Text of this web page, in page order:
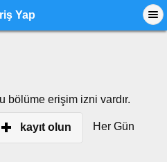
Yap
bölüme erişim izni vardır.
kayıt olun Her Gün